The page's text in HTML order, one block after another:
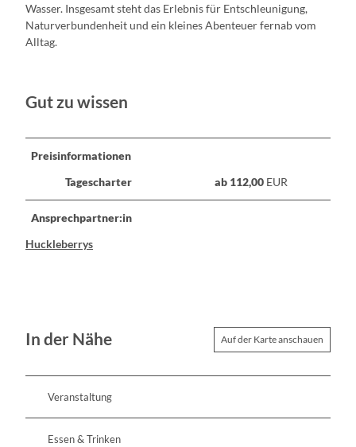
Wasser. Insgesamt steht das Erlebnis für Entschleunigung,
Naturverbundenheit und ein kleines Abenteuer fernab vom
Alltag.
Gut zu wissen
Preisinformationen
Tagescharter
ab 112,00EUR
Ansprechpartner:in
Huckleberrys
In der Nähe Auf der Karte anschauen
Veranstaltung
Essen & Trinken